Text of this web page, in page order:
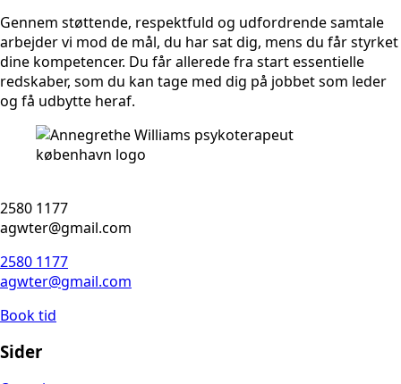
Gennem støttende, respektfuld og udfordrende samtale
arbejder vi mod de mål, du har sat dig, mens du får styrket
dine kompetencer. Du får allerede fra start essentielle
redskaber, som du kan tage med dig på jobbet som leder
og få udbytte heraf.
2580 1177
agwter@gmail.com
2580 1177
agwter@gmail.com
Book tid
Sider